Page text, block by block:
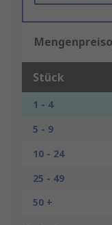
Stück
1 - 4
5 - 9
10 - 24
25 - 49
50 +